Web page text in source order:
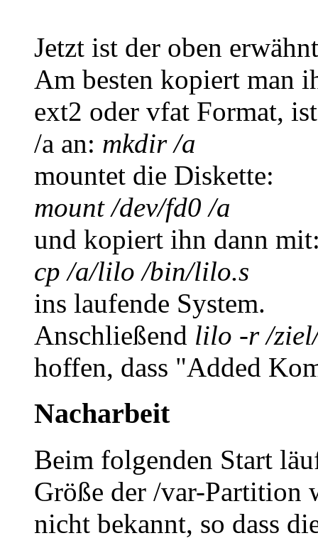
Jetzt ist der oben
Am besten kopiert man
ext2 oder vfat Format,
/a an: mkdir /a
mountet die Diskette:
mount /dev/fd0 /a
und kopiert ihn dann
cp /a/lilo /bin/lilo.s
ins laufende System.
Anschließend lilo -r /
hoffen, dass "Added
Nacharbeit
Beim folgenden Start
Größe der /var-Partition
nicht bekannt, so dass